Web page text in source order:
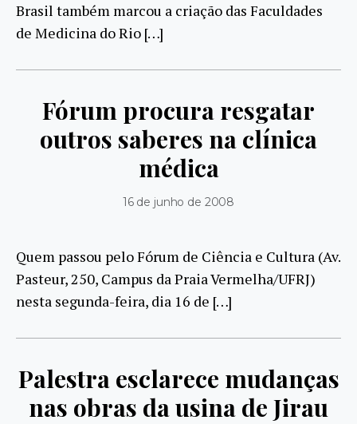
Brasil também marcou a criação das Faculdades
de Medicina do Rio […]
Fórum procura resgatar
outros saberes na clínica
médica
16 de junho de 2008
Quem passou pelo Fórum de Ciência e Cultura (Av.
Pasteur, 250, Campus da Praia Vermelha/UFRJ)
nesta segunda-feira, dia 16 de […]
Palestra esclarece mudanças
nas obras da usina de Jirau